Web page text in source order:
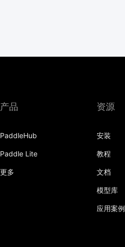
产品
PaddleHub
Paddle Lite
更多
资源
安装
教程
文档
模型库
应用案例